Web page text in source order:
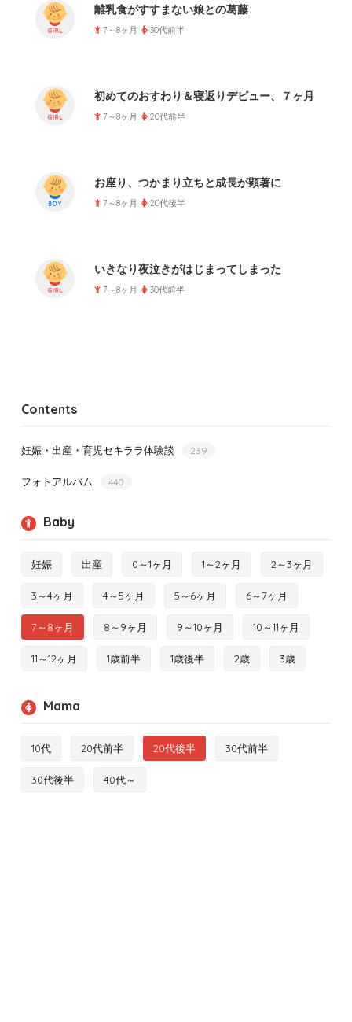
離乳食がすすまない娘との葛藤
7～8ヶ月 30代前半
初めてのおすわり＆寝返りデビュー、７ヶ月
7～8ヶ月 20代前半
お座り、つかまり立ちと成長が顕著に
7～8ヶ月 20代後半
いきなり夜泣きがはじまってしまった
7～8ヶ月 30代前半
Contents
妊娠・出産・育児セキララ体験談 239
フォトアルバム 440
Baby
妊娠 出産 0～1ヶ月 1～2ヶ月 2～3ヶ月
3～4ヶ月 4～5ヶ月 5～6ヶ月 6～7ヶ月
7～8ヶ月 8～9ヶ月 9～10ヶ月 10～11ヶ月
11～12ヶ月 1歳前半 1歳後半 2歳 3歳
Mama
10代 20代前半 20代後半 30代前半
30代後半 40代～